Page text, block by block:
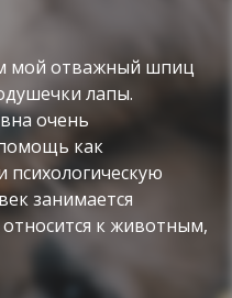
мой отважный шпиц
лапы.
очень
как
психологическую
занимается
к животным,